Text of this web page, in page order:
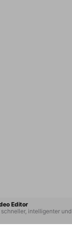
Editor
intelligenter und